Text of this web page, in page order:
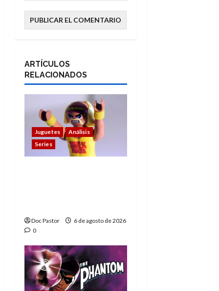
ARTÍCULOS
RELACIONADOS
Juguetes
Análisis
Series
Doc Pastor
6 de agosto de 2026
0